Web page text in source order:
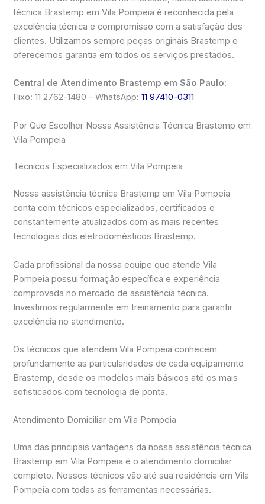
técnica Brastemp em Vila Pompeia é reconhecida pela
excelência técnica e compromisso com a satisfação dos
clientes. Utilizamos sempre peças originais Brastemp e
oferecemos garantia em todos os serviços prestados.
Central de Atendimento Brastemp em São Paulo:
Fixo: 11 2762-1480 – WhatsApp:11 97410-0311
Por Que Escolher Nossa Assistência Técnica Brastemp em
Vila Pompeia
Técnicos Especializados em Vila Pompeia
Nossa assistência técnica Brastemp em Vila Pompeia
conta com técnicos especializados, certificados e
constantemente atualizados com as mais recentes
tecnologias dos eletrodomésticos Brastemp.
Cada profissional da nossa equipe que atende Vila
Pompeia possui formação específica e experiência
comprovada no mercado de assistência técnica.
Investimos regularmente em treinamento para garantir
excelência no atendimento.
Os técnicos que atendem Vila Pompeia conhecem
profundamente as particularidades de cada equipamento
Brastemp, desde os modelos mais básicos até os mais
sofisticados com tecnologia de ponta.
Atendimento Domiciliar em Vila Pompeia
Uma das principais vantagens da nossa assistência técnica
Brastemp em Vila Pompeia é o atendimento domiciliar
completo. Nossos técnicos vão até sua residência em Vila
Pompeia com todas as ferramentas necessárias.